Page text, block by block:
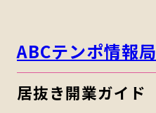
ABCテンポ情報局
居抜き開業ガイド